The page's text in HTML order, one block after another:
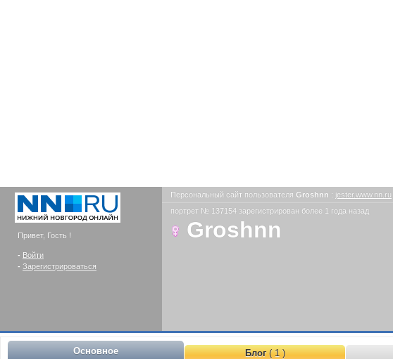
Привет, Гость !
- Войти
- Зарегистрироваться
Персональный сайт пользователя Groshnn : jester.www.nn.ru
портрет № 137154 зарегистрирован более 1 года назад
Groshnn
Основное Блог( 1 )